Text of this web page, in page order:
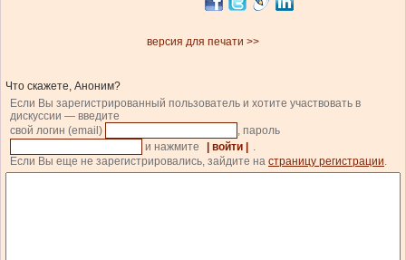
версия для печати >>
Что скажете, Аноним?
Если Вы зарегистрированный пользователь и хотите участвовать в
дискуссии — введите
свой логин (email)
, пароль
и нажмите
| войти |
.
Если Вы еще не зарегистрировались, зайдите на страницу регистрации.